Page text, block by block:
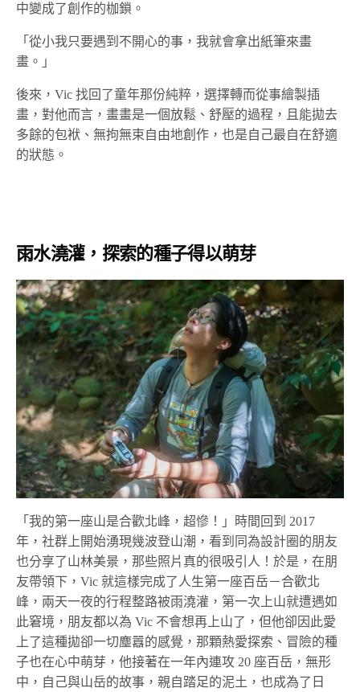
中變成了創作的枷鎖。
「從小我只要遇到不開心的事，我就會拿出紙筆來畫
畫。」
後來，Vic 找回了童年那份純粹，選擇轉而從事繪製插
畫，對他而言，畫畫是一個放鬆、舒壓的過程，且能拋去
多餘的包袱、無拘無束自由地創作，也是自己最自在舒適
的狀態。
雨水澆灌，探索的種子得以萌芽
「我的第一座山是合歡北峰，超慘！」時間回到 2017
年，社群上開始湧現幾波登山潮，看到同為設計圈的朋友
也分享了山林美景，那些照片真的很吸引人！於是，在朋
友帶領下，Vic 就這樣完成了人生第一座百岳－合歡北
峰，兩天一夜的行程整路被雨澆灌，第一次上山就遭遇如
此窘境，朋友都以為 Vic 不會想再上山了，但他卻因此愛
上了這種拋卻一切塵囂的感覺，那顆熱愛探索、冒險的種
子也在心中萌芽，他接著在一年內連攻 20 座百岳，無形
中，自己與山岳的故事，親自踏足的泥土，也成為了日